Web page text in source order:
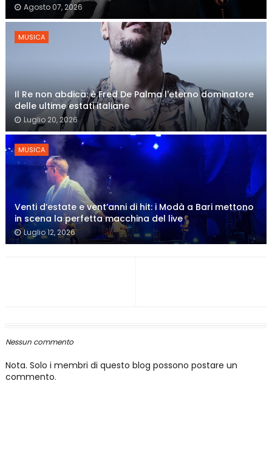
Agosto 07, 2026
MUSICA
Il Re non abdica: è Fred De Palma l'eterno dominatore
delle ultime estati italiane
Luglio 20, 2026
MUSICA
Venti d’estate e vent’anni di hit: i Modà a Bari mettono
in scena la perfetta macchina del live
Luglio 12, 2026
Nessun commento
Nota. Solo i membri di questo blog possono postare un
commento.